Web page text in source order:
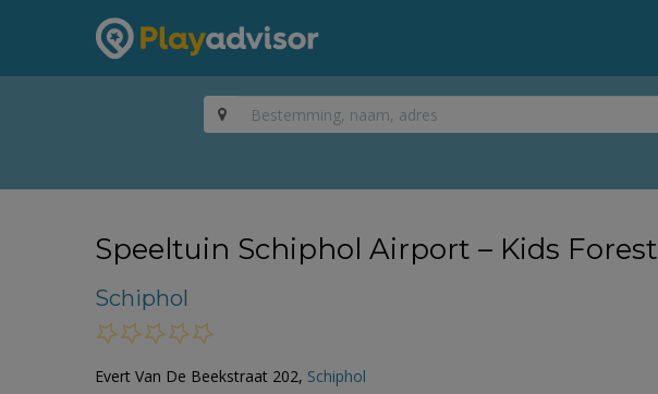
Speeltuin Schiphol Airport – Kids Forest
Schiphol
Evert Van De Beekstraat 202, Schiphol